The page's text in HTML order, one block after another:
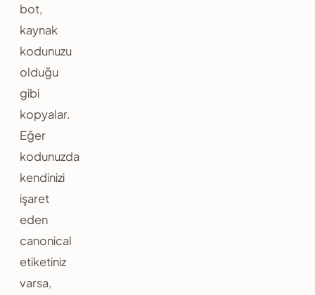
bot,
kaynak
kodunuzu
olduğu
gibi
kopyalar.
Eğer
kodunuzda
kendinizi
işaret
eden
canonical
etiketiniz
varsa,